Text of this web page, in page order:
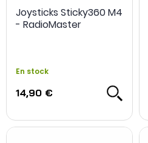
Joysticks Sticky360 M4
- RadioMaster
En stock
14,90 €